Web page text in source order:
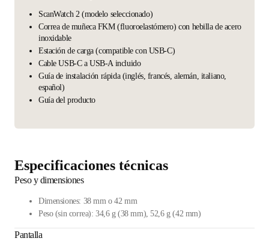
ScanWatch 2 (modelo seleccionado)
Correa de muñeca FKM (fluoroelastómero) con hebilla de acero
inoxidable
Estación de carga (compatible con USB-C)
Cable USB-C a USB-A incluido
Guía de instalación rápida (inglés, francés, alemán, italiano,
español)
Guía del producto
Especificaciones técnicas
Peso y dimensiones
Dimensiones: 38 mm o 42 mm
Peso (sin correa): 34,6 g (38 mm), 52,6 g (42 mm)
Pantalla